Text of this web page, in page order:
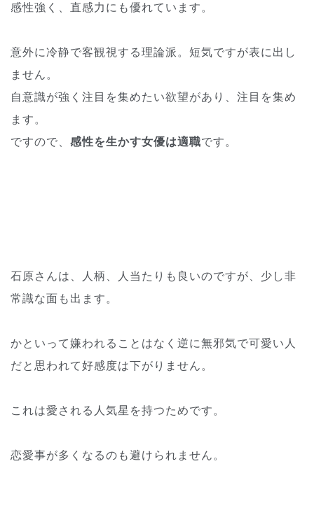
感性強く、直感力にも優れています。
意外に冷静で客観視する理論派。短気ですが表に出し
ません。
自意識が強く注目を集めたい欲望があり、注目を集め
ます。
ですので、感性を生かす女優は適職です。
石原さんは、人柄、人当たりも良いのですが、少し非
常識な面も出ます。
かといって嫌われることはなく逆に無邪気で可愛い人
だと思われて好感度は下がりません。
これは愛される人気星を持つためです。
恋愛事が多くなるのも避けられません。